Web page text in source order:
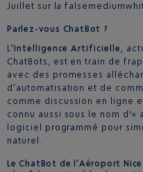
Juillet sur la
Parlez-vous ChatBot ?
L’Intelligence Artificielle ,
ChatBots, est en train de
avec des promesses
d’automatisation et de
comme discussion en ligne
connu aussi sous le nom d'«
logiciel programmé pour
naturel.
Le ChatBot de l’Aéroport